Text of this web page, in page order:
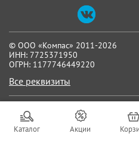
Каталог Акции
© ООО «Компас» 2011-2026
ИНН: 7725371950
ОГРН: 1177746449220
Все реквизиты